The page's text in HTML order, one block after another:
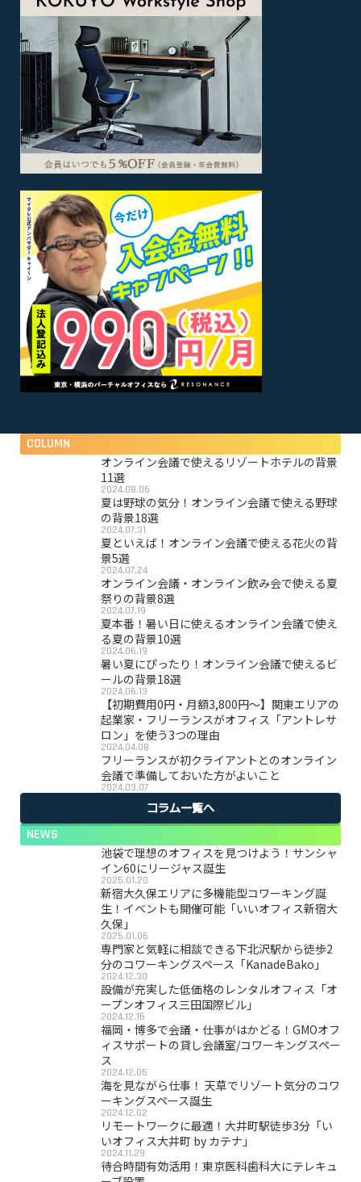
COLUMN
オンライン会議で使えるリゾートホテルの背景
11選
2024.08.06
夏は野球の気分！オンライン会議で使える野球
の背景18選
2024.07.31
夏といえば！オンライン会議で使える花火の背
景5選
2024.07.24
オンライン会議・オンライン飲み会で使える夏
祭りの背景8選
2024.07.19
夏本番！暑い日に使えるオンライン会議で使え
る夏の背景10選
2024.06.19
暑い夏にぴったり！オンライン会議で使えるビ
ールの背景18選
2024.06.13
【初期費用0円・月額3,800円〜】関東エリアの
起業家・フリーランスがオフィス「アントレサ
ロン」を使う3つの理由
2024.04.08
フリーランスが初クライアントとのオンライン
会議で準備しておいた方がよいこと
2024.03.07
コラム一覧へ
NEWS
池袋で理想のオフィスを見つけよう！サンシャ
イン60にリージャス誕生
2025.01.20
新宿大久保エリアに多機能型コワーキング誕
生！イベントも開催可能「いいオフィス新宿大
久保」
2025.01.06
専門家と気軽に相談できる下北沢駅から徒歩2
分のコワーキングスペース「KanadeBako」
2024.12.30
設備が充実した低価格のレンタルオフィス「オ
ープンオフィス三田国際ビル」
2024.12.16
福岡・博多で会議・仕事がはかどる！GMOオフ
ィスサポートの貸し会議室/コワーキングスペー
ス
2024.12.05
海を見ながら仕事！ 天草でリゾート気分のコワ
ーキングスペース誕生
2024.12.02
リモートワークに最適！大井町駅徒歩3分「い
いオフィス大井町 by カテナ」
2024.11.29
待合時間有効活用！東京医科歯科大にテレキュ